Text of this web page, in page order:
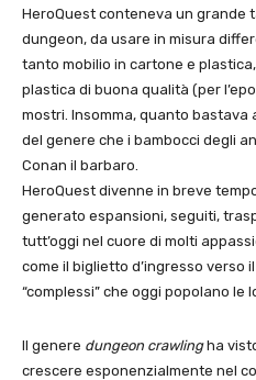
HeroQuest conteneva un grande
dungeon, da usare in misura
tanto mobilio in cartone e
plastica di buona qualità (per
mostri. Insomma, quanto bastava
del genere che i bambocci degli
Conan il barbaro.
HeroQuest divenne in breve
generato espansioni, seguiti,
tutt’oggi nel cuore di molti
come il biglietto d’ingresso verso
“complessi” che oggi popolano le
Il genere dungeon crawlingha
crescere esponenzialmente nel